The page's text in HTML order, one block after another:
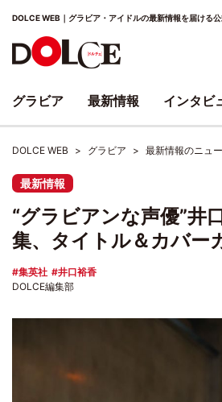
DOLCE WEB｜グラビア・アイドルの最新情報を届ける
DOLCE WEB グラビア 最新情報のニュ
最新情報
“グラビアンな声優”井
集、タイトル＆カバー
集英社
井口裕香
DOLCE編集部
グラビア 最新情報 インタビ